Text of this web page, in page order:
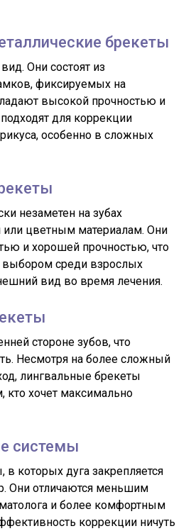
брекеты
Они состоят из
фиксируемых на
высокой прочностью и
для коррекции
особенно в сложных
незаметен на зубах
или цветным материалам. Они
и хорошей прочностью, что
выбором среди взрослых
вид во время лечения.
стороне зубов, что
Несмотря на более сложный
лингвальные брекеты
кто хочет максимально
системы
которых дуга закрепляется
Они отличаются меньшим
и более комфортным
коррекции ничуть